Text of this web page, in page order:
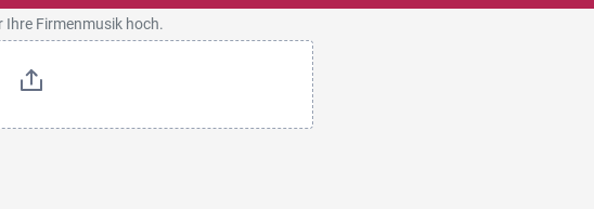
Ihre Firmenmusik hoch.